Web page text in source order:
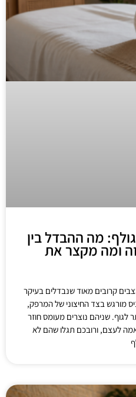
מה ההבדל בין
ומה מקצר את
קרובים מאוד שנבדלים בעיקר
מורגש בצד החיצוני של המרפק,
לגוף. שניהם נוצרים מעומס חוזר
לעצם, ורובכם תגלו שהם לא